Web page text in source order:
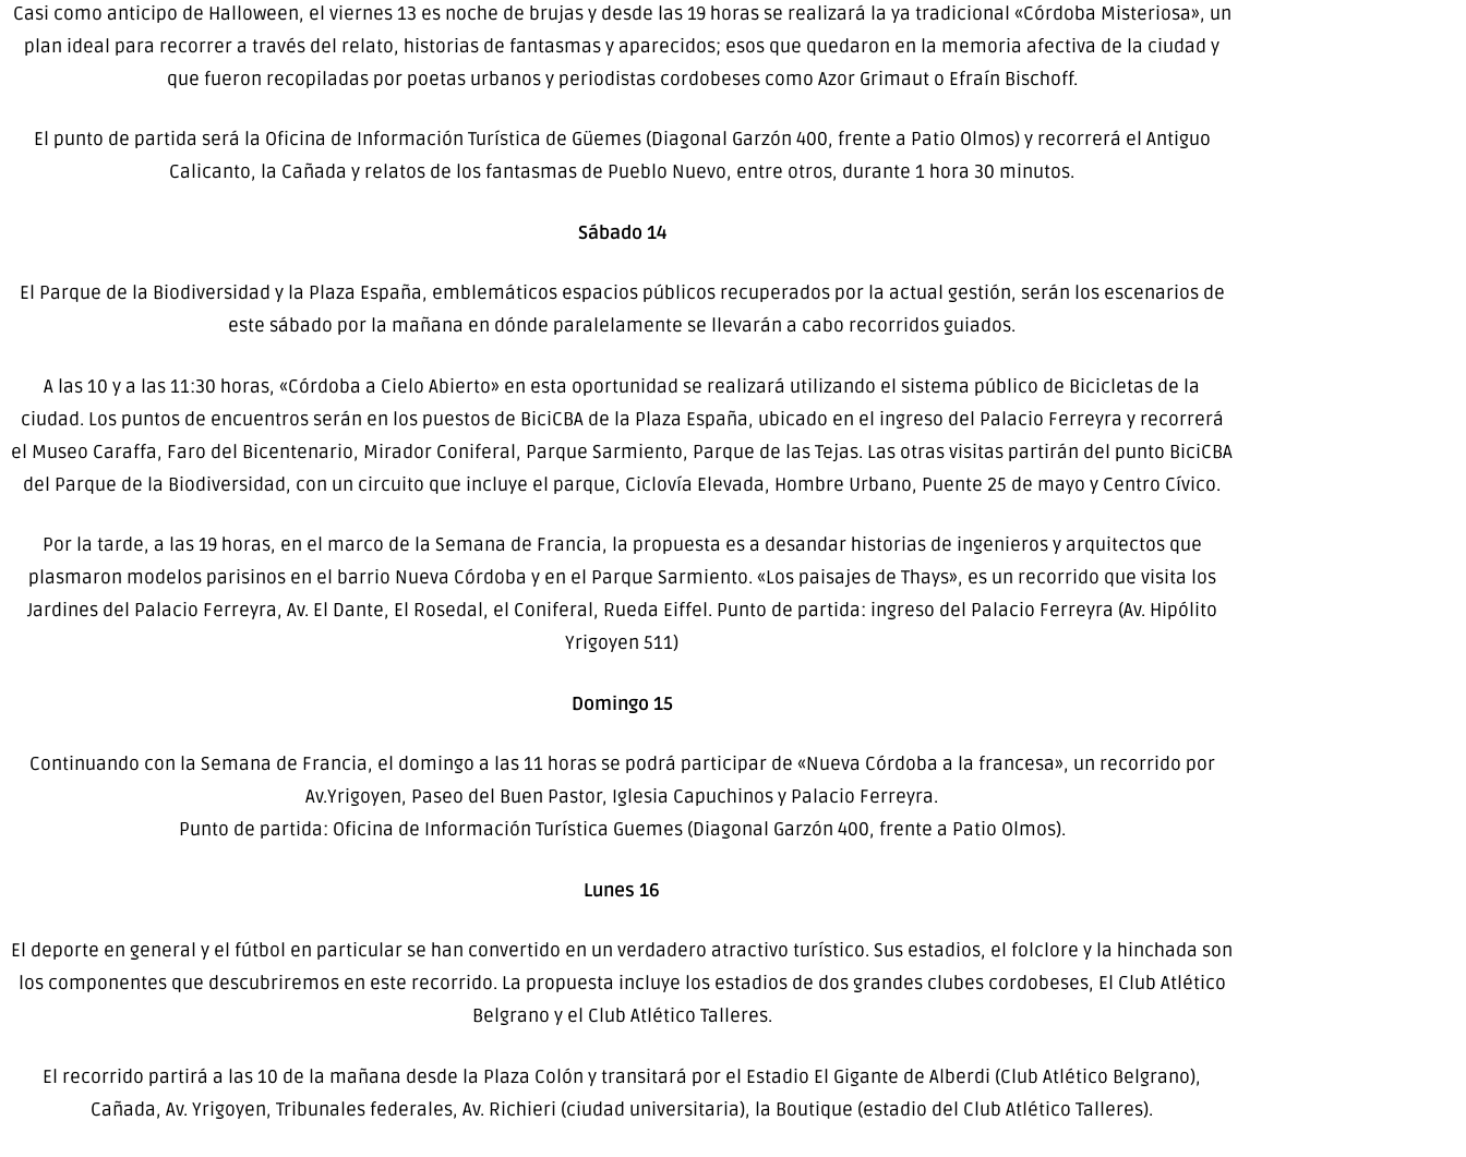
Casi como anticipo de Halloween, el viernes 13 es noche de brujas y desde las 19 horas se realizará la ya tradicional «Córdoba Misteriosa», un
plan ideal para recorrer a través del relato, historias de fantasmas y aparecidos; esos que quedaron en la memoria afectiva de la ciudad y
que fueron recopiladas por poetas urbanos y periodistas cordobeses como Azor Grimaut o Efraín Bischoff.
El punto de partida será la Oficina de Información Turística de Güemes (Diagonal Garzón 400, frente a Patio Olmos) y recorrerá el Antiguo
Calicanto, la Cañada y relatos de los fantasmas de Pueblo Nuevo, entre otros, durante 1 hora 30 minutos.
Sábado 14
El Parque de la Biodiversidad y la Plaza España, emblemáticos espacios públicos recuperados por la actual gestión, serán los escenarios de
este sábado por la mañana en dónde paralelamente se llevarán a cabo recorridos guiados.
A las 10 y a las 11:30 horas, «Córdoba a Cielo Abierto» en esta oportunidad se realizará utilizando el sistema público de Bicicletas de la
ciudad. Los puntos de encuentros serán en los puestos de BiciCBA de la Plaza España, ubicado en el ingreso del Palacio Ferreyra y recorrerá
el Museo Caraffa, Faro del Bicentenario, Mirador Coniferal, Parque Sarmiento, Parque de las Tejas. Las otras visitas partirán del punto BiciCBA
del Parque de la Biodiversidad, con un circuito que incluye el parque, Ciclovía Elevada, Hombre Urbano, Puente 25 de mayo y Centro Cívico.
Por la tarde, a las 19 horas, en el marco de la Semana de Francia, la propuesta es a desandar historias de ingenieros y arquitectos que
plasmaron modelos parisinos en el barrio Nueva Córdoba y en el Parque Sarmiento. «Los paisajes de Thays», es un recorrido que visita los
Jardines del Palacio Ferreyra, Av. El Dante, El Rosedal, el Coniferal, Rueda Eiffel. Punto de partida: ingreso del Palacio Ferreyra (Av. Hipólito
Yrigoyen 511)
Domingo 15
Continuando con la Semana de Francia, el domingo a las 11 horas se podrá participar de «Nueva Córdoba a la francesa», un recorrido por
Av.Yrigoyen, Paseo del Buen Pastor, Iglesia Capuchinos y Palacio Ferreyra.
Punto de partida: Oficina de Información Turística Guemes (Diagonal Garzón 400, frente a Patio Olmos).
Lunes 16
El deporte en general y el fútbol en particular se han convertido en un verdadero atractivo turístico. Sus estadios, el folclore y la hinchada son
los componentes que descubriremos en este recorrido. La propuesta incluye los estadios de dos grandes clubes cordobeses, El Club Atlético
Belgrano y el Club Atlético Talleres.
El recorrido partirá a las 10 de la mañana desde la Plaza Colón y transitará por el Estadio El Gigante de Alberdi (Club Atlético Belgrano),
Cañada, Av. Yrigoyen, Tribunales federales, Av. Richieri (ciudad universitaria), la Boutique (estadio del Club Atlético Talleres).